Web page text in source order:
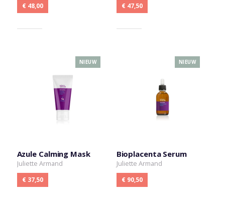
€ 48,00 € 47,50
Azule Calming Mask
Juliette Armand
€ 37,50
NIEUW
Bioplacenta Serum
Juliette Armand
€ 90,50
NIEUW